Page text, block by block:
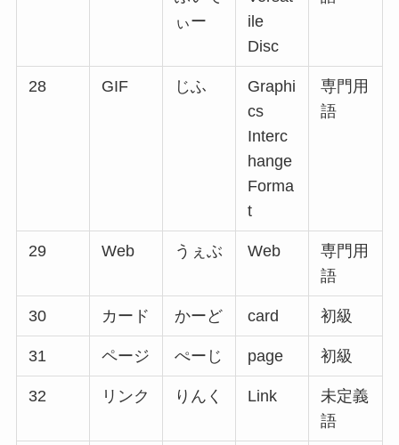
ぃー
ile
Disc
28 GIF じふ
Graphi
cs
Interc
hange
Forma
t
専門用
語
29 Web うぇぶ Web
専門用
語
30 カード かーど card 初級
31 ページ ぺーじ page 初級
32 リンク りんく Link
未定義
語